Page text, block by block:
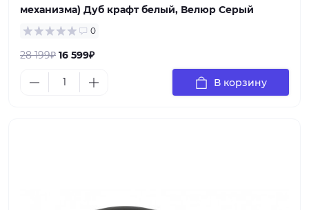
механизма) Дуб крафт белый, Велюр Серый
0
28 199₽ 16 599₽
В корзину